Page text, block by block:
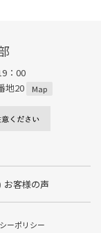
：00
地20
Map
お客様の声
ーポリシー